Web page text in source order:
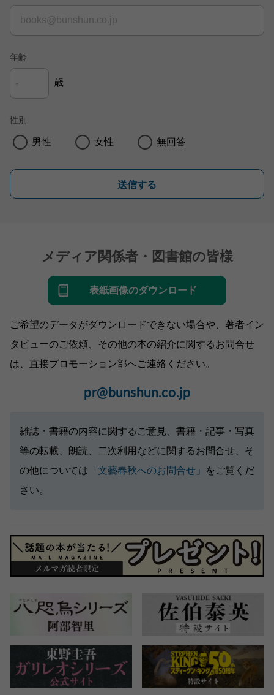
年齢
歳
性別
男性 女性 無回答
送信する
メディア関係者・図書館の皆様
表紙画像のダウンロード
ご希望のデータがダウンロードできない場合や、著者イン
タビューのご依頼、その他の本の紹介に関するお問合せ
は、直接プロモーション部へご連絡ください。
pr@bunshun.co.jp
雑誌・書籍の内容に関するご意見、書籍・記事・写真
等の転載、朗読、二次利用などに関するお問合せ、そ
の他については 「文藝春秋へのお問合せ」
をご覧くだ
さい。